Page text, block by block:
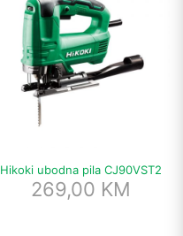
Hikoki ubodna pila CJ90VST2
269,00 KM